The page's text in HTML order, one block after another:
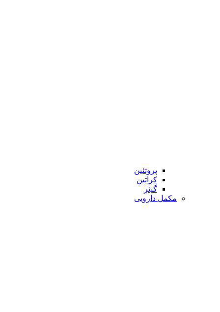
پروتئین
کراتین
گینر
مکمل دارویی